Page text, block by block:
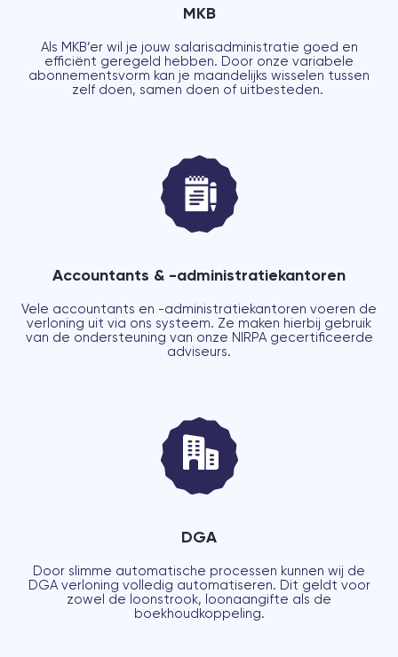
MKB
Als MKB’er wil je jouw salarisadministratie goed en
efficiënt geregeld hebben. Door onze variabele
abonnementsvorm kan je maandelijks wisselen tussen
zelf doen, samen doen of uitbesteden.
Accountants & -administratiekantoren
Vele accountants en -administratiekantoren voeren de
verloning uit via ons systeem. Ze maken hierbij gebruik
van de ondersteuning van onze NIRPA gecertificeerde
adviseurs.
DGA
Door slimme automatische processen kunnen wij de
DGA verloning volledig automatiseren. Dit geldt voor
zowel de loonstrook, loonaangifte als de
boekhoudkoppeling.